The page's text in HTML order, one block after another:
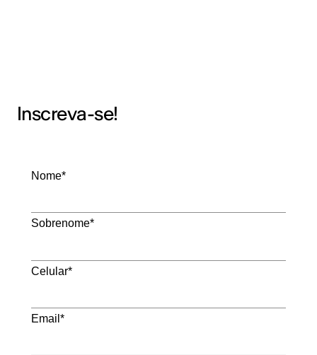
Inscreva-se!
Nome*
Sobrenome*
Celular*
Email*